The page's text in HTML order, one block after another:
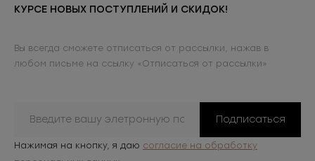
КУРСЕ НОВЫХ ПОСТУПЛЕНИЙ И СКИДОК!
Вы всегда сможете отписаться от рассылки, нажав в
любом письме на ссылку «Отписаться от рассылки»
Подписаться
Нажимая на кнопку, я даю согласие на обработку